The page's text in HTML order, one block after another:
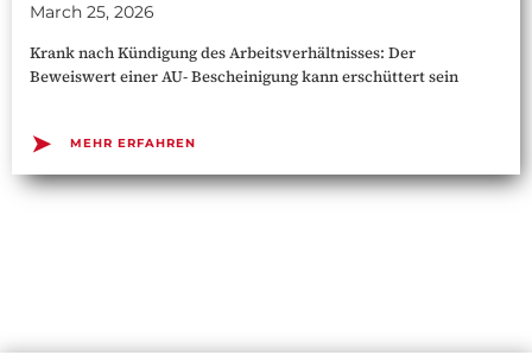
March 25, 2026
Krank nach Kündigung des Arbeitsverhältnisses: Der
Beweiswert einer AU- Bescheinigung kann erschüttert sein
➤ MEHR ERFAHREN